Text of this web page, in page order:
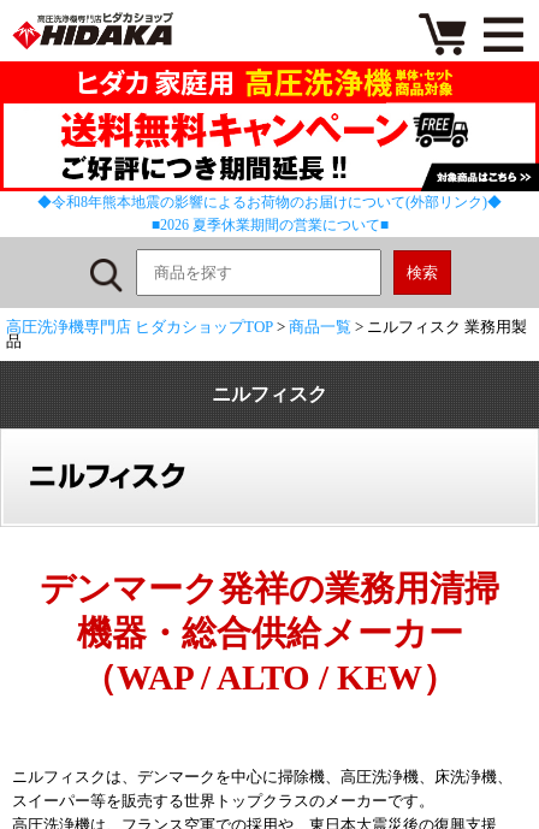
◆令和8年熊本地震の影響によるお荷物のお届けについて(外部リンク)◆
■2026 夏季休業期間の営業について■
高圧洗浄機専門店 ヒダカショップTOP > 商品一覧 > ニルフィスク 業務用製
品
ニルフィスク
デンマーク発祥の業務用清掃
機器・総合供給メーカー
（WAP / ALTO / KEW）
ニルフィスクは、デンマークを中心に掃除機、高圧洗浄機、床洗浄機、
スイーパー等を販売する世界トップクラスのメーカーです。
高圧洗浄機は、フランス空軍での採用や、東日本大震災後の復興支援